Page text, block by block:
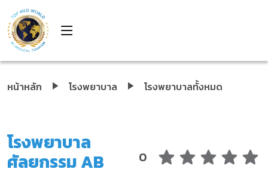
หน้าหลัก โรงพยาบาล โรงพยาบาลทั้งหมด
โรงพยาบาล
ศัลยกรรม AB 0